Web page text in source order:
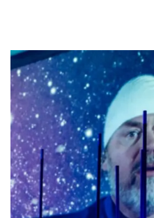
Overslaan